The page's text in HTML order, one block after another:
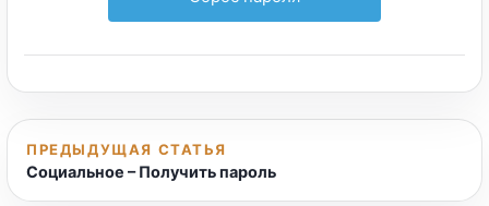
ПРЕДЫДУЩАЯ СТАТЬЯ
Социальное – Получить пароль